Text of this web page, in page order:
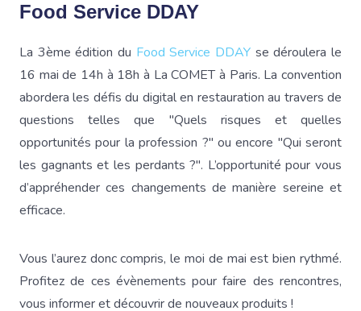
Food Service DDAY
La 3ème édition du Food Service DDAY se déroulera le
16 mai de 14h à 18h à La COMET à Paris. La convention
abordera les défis du digital en restauration au travers de
questions telles que "Quels risques et quelles
opportunités pour la profession ?" ou encore "Qui seront
les gagnants et les perdants ?". L’opportunité pour vous
d’appréhender ces changements de manière sereine et
efficace.
Vous l’aurez donc compris, le moi de mai est bien rythmé.
Profitez de ces évènements pour faire des rencontres,
vous informer et découvrir de nouveaux produits !